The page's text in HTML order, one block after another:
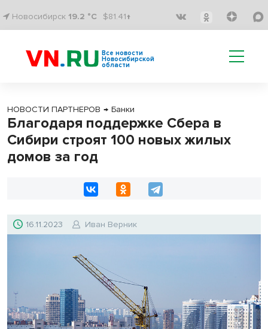
Новосибирск 19.2 °C $81.41↑
Все новости
Новосибирской
области
НОВОСТИ ПАРТНЕРОВ → Банки
Благодаря поддержке Сбера в
Сибири строят 100 новых жилых
домов за год
16.11.2023 Иван Верник